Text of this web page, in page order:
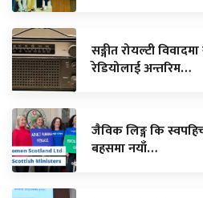
सङ्गीत रोयल्टी
रेडियोलाई अन्तरिम…
जैविक लिङ्ग कि
बहसमा नयाँ…